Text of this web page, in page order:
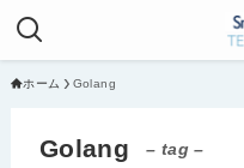
ホーム Golang
Golang – tag –